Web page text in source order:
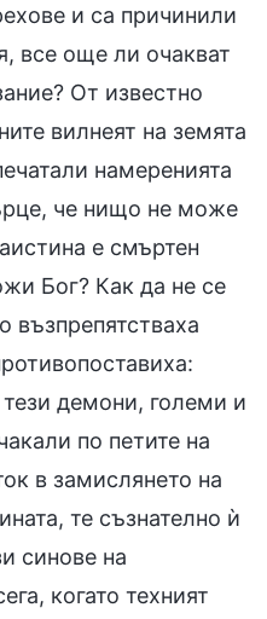
и са причинили
все още ли очакват
От известно
вилнеят на земята
намеренията
че нищо не може
е смъртен
Бог? Как да не се
възпрепятстваха
демони, големи и
по петите на
в замислянето на
те съзнателно ѝ
синове на
когато техният